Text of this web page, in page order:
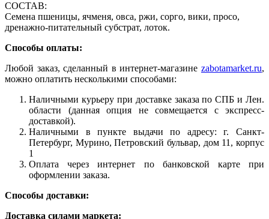
СОСТАВ:
Семена пшеницы, ячменя, овса, ржи, сорго, вики, просо,
дренажно-питательный субстрат, лоток.
Способы оплаты:
Любой заказ, сделанный в интернет-магазине zabotamarket.ru,
можно оплатить несколькими способами:
Наличными курьеру при доставке заказа по СПБ и Лен.
области (данная опция не совмещается с экспресс-
доставкой).
Наличными в пункте выдачи по адресу: г. Санкт-
Петербург, Мурино, Петровский бульвар, дом 11, корпус
1
Оплата через интернет по банковской карте при
оформлении заказа.
Способы доставки:
Доставка силами маркета: